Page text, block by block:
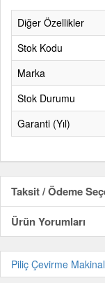
Diğer Özellikler
Stok Kodu
Marka
Stok Durumu
Garanti (Yıl)
Taksit / Ödeme
Ürün Yorumları
Piliç Çevirme